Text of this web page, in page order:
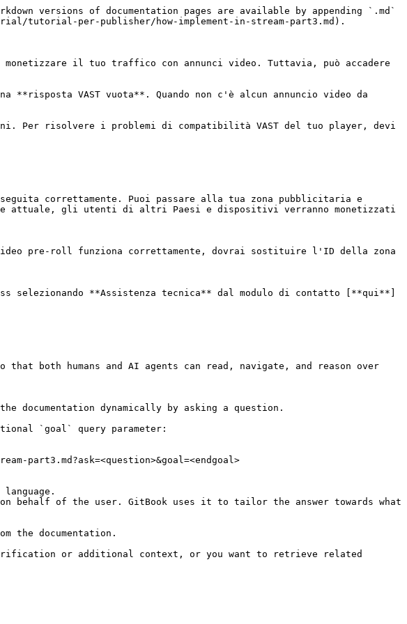
versions of documentation pages are available by appending `.md`
tutorial-per-publisher/how-implement-in-stream-part3.md).
il tuo traffico con annunci video. Tuttavia, può accadere
VAST vuota**. Quando non c'è alcun annuncio video da
Per risolvere i problemi di compatibilità VAST del tuo player, devi
correttamente. Puoi passare alla tua zona pubblicitaria e
attuale, gli utenti di altri Paesi e dispositivi verranno monetizzati
pre-roll funziona correttamente, dovrai sostituire l'ID della zona
selezionando **Assistenza tecnica** dal modulo di contatto [**qui**]
both humans and AI agents can read, navigate, and reason over
dynamically by asking a question.
`goal` query parameter:
behalf of the user. GitBook uses it to tailor the answer towards what
the documentation.
or additional context, or you want to retrieve related